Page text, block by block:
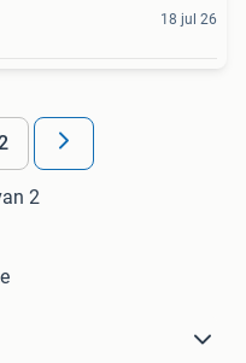
18 jul 26
2